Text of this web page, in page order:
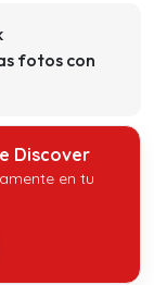
fotos con
Discover
en tu